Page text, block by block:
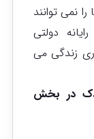
نمی توانند
دولتی
زندگی می
در بخش